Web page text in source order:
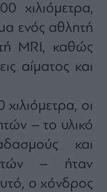
χιλιόμετρα,
ενός αθλητή
MRI, καθώς
αίματος και
οι
– το υλικό
και
– ήταν
ο χόνδρος